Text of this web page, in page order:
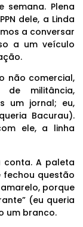
semana. Plena
dele, a Linda
a conversar
a um veículo
não comercial,
militância,
um jornal; eu,
Bacurau).
ele, a linha
conta. A paleta
fechou questão
porque
(eu queria
um branco.